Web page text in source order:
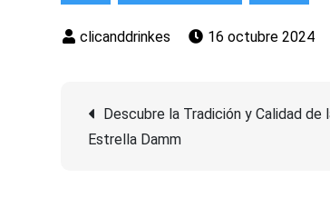
16 octubre 2024
Navegación
Descubre la Tradición y Calidad de
Estrella Damm